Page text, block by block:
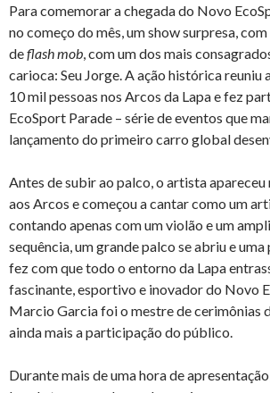
Para comemorar a chegada do Novo
no começo do mês, um show surpresa,
deflash mob, com um dos mais
carioca: Seu Jorge. A ação histórica
10 mil pessoas nos Arcos da Lapa e fez
EcoSport Parade – série de eventos que
lançamento do primeiro carro global
Antes de subir ao palco, o artista apareceu
aos Arcos e começou a cantar como um
contando apenas com um violão e um
sequência, um grande palco se abriu e
fez com que todo o entorno da Lapa
fascinante, esportivo e inovador do Novo
Marcio Garcia foi o mestre de cerimônias
ainda mais a participação do público.
Durante mais de uma hora de